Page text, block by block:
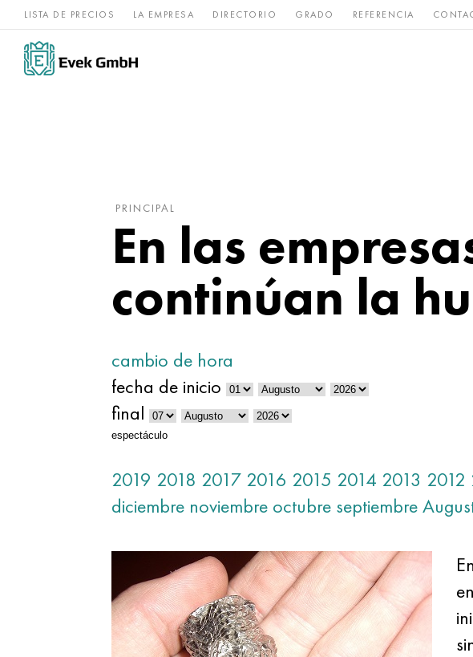
LISTA DE PRECIOS LA EMPRESA DIRECTORIO GRADO REFERENCIA
Aleaciones de
níquel
acero Raro y
PRINCIPAL
En las
continúan la
cambio de hora
fecha de inicio
final
espectáculo
2019 2018 2017 2016 2015 2014 2013 2012
diciembre noviembre octubre septiembre